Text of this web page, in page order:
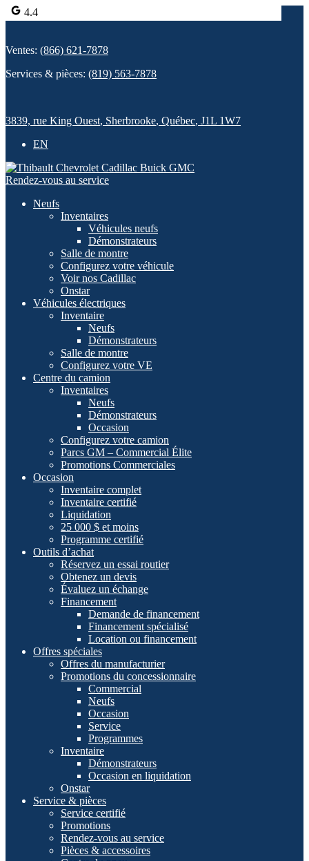
4.4
Ventes: (866) 621-7878
Services & pièces: (819) 563-7878
3839, rue King Ouest, Sherbrooke, Québec, J1L 1W7
EN
Rendez-vous au service
Neufs
Inventaires
Véhicules neufs
Démonstrateurs
Salle de montre
Configurez votre véhicule
Voir nos Cadillac
Onstar
Véhicules électriques
Inventaire
Neufs
Démonstrateurs
Salle de montre
Configurez votre VE
Centre du camion
Inventaires
Neufs
Démonstrateurs
Occasion
Configurez votre camion
Parcs GM – Commercial Élite
Promotions Commerciales
Occasion
Inventaire complet
Inventaire certifié
Liquidation
25 000 $ et moins
Programme certifié
Outils d’achat
Réservez un essai routier
Obtenez un devis
Évaluez un échange
Financement
Demande de financement
Financement spécialisé
Location ou financement
Offres spéciales
Offres du manufacturier
Promotions du concessionnaire
Commercial
Neufs
Occasion
Service
Programmes
Inventaire
Démonstrateurs
Occasion en liquidation
Onstar
Service & pièces
Service certifié
Promotions
Rendez-vous au service
Pièces & accessoires